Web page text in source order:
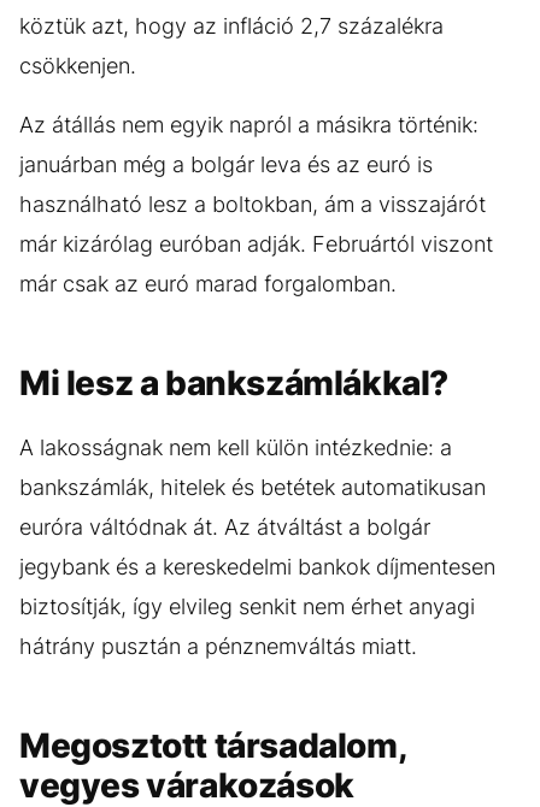
köztük azt, hogy az infláció 2,7 százalékra
csökkenjen.
Az átállás nem egyik napról a másikra történik:
januárban még a bolgár leva és az euró is
használható lesz a boltokban, ám a visszajárót
már kizárólag euróban adják. Februártól viszont
már csak az euró marad forgalomban.
Mi lesz a bankszámlákkal?
A lakosságnak nem kell külön intézkednie: a
bankszámlák, hitelek és betétek automatikusan
euróra váltódnak át. Az átváltást a bolgár
jegybank és a kereskedelmi bankok díjmentesen
biztosítják, így elvileg senkit nem érhet anyagi
hátrány pusztán a pénznemváltás miatt.
Megosztott társadalom,
vegyes várakozások